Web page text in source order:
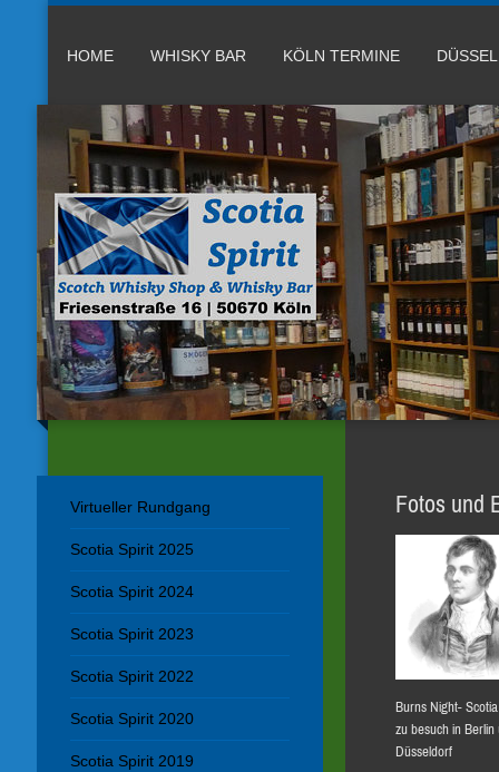
HOME WHISKY BAR KÖLN TERMINE
Fotos und
Burns Night-
zu besuch in Berlin
Düsseldorf
Virtueller Rundgang
Scotia Spirit 2025
Scotia Spirit 2024
Scotia Spirit 2023
Scotia Spirit 2022
Scotia Spirit 2020
Scotia Spirit 2019